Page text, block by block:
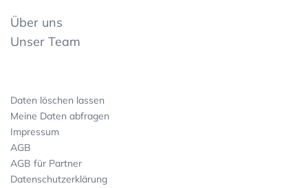
Über uns
Unser Team
Daten löschen lassen
Meine Daten abfragen
Impressum
AGB
AGB für Partner
Datenschutzerklärung